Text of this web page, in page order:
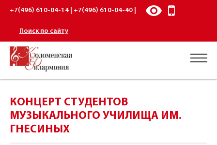
+7(496) 610-04-14 | +7(496) 610-04-40 |
Поиск по сайту
КОНЦЕРТ СТУДЕНТОВ
МУЗЫКАЛЬНОГО УЧИЛИЩА ИМ.
ГНЕСИНЫХ